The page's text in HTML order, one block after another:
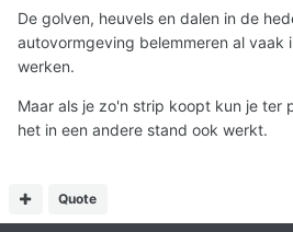
De golven, heuvels en dalen in de
autovormgeving belemmeren al vaak
werken.
Maar als je zo'n strip koopt kun je ter
het in een andere stand ook werkt.
Quote